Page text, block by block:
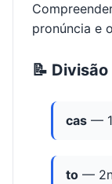
pronúncia e
📝
cas —
to —